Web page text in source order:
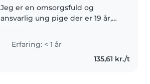
Jeg er en omsorgsfuld og
ansvarlig ung pige der er 19 år,
Jeg har erfaring med børn i alle
aldre, herunder babyer, småbørn
og skolebørn, og har særligt..
Erfaring: < 1 år
135,61 kr./t